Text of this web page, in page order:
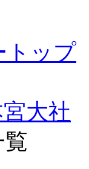
トップ
大社